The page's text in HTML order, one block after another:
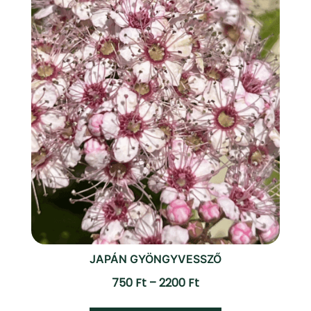
termékoldalon
választhatók
ki
JAPÁN GYÖNGYVESSZŐ
750 Ft –2200 FtÁrtartomány: